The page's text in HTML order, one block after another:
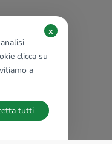
clicca su
a
x
tutti